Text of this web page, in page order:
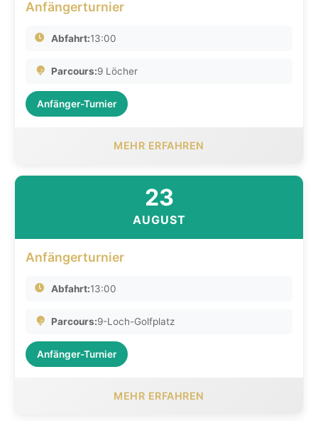
Anfängerturnier
Abfahrt:13:00
Parcours:9 Löcher
Anfänger-Turnier
MEHR ERFAHREN
23
AUGUST
Anfängerturnier
Abfahrt:13:00
Parcours:9-Loch-Golfplatz
Anfänger-Turnier
MEHR ERFAHREN